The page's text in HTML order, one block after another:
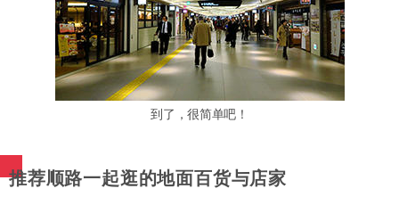
到了，很简单吧！
推荐顺路一起逛的地面百货与店家